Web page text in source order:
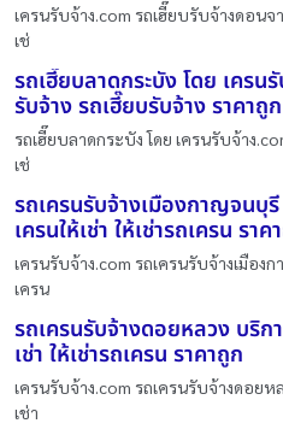
เครนรับจ้าง.com รถเฮี๊ยบรับจ้างดอนจ
เช่
รถเฮี๊ยบลาดกระบัง โดย เครน
รับจ้าง รถเฮี๊ยบรับจ้าง ราคาถูก
รถเฮี๊ยบลาดกระบัง โดย เครนรับจ้าง
เช่
รถเครนรับจ้างเมืองกาญจนบุ
เครนให้เช่า ให้เช่ารถเครน ราค
เครนรับจ้าง.com รถเครนรับจ้างเมือง
เครน
รถเครนรับจ้างดอยหลวง บริก
เช่า ให้เช่ารถเครน ราคาถูก
เครนรับจ้าง.com รถเครนรับจ้างดอยห
เช่า